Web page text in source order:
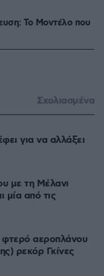
Το Mοντέλο που
Σχολιασμένα
για να αλλάξει
με τη Μέλανι
μία από τις
αεροπλάνου
ρεκόρ Γκίνες